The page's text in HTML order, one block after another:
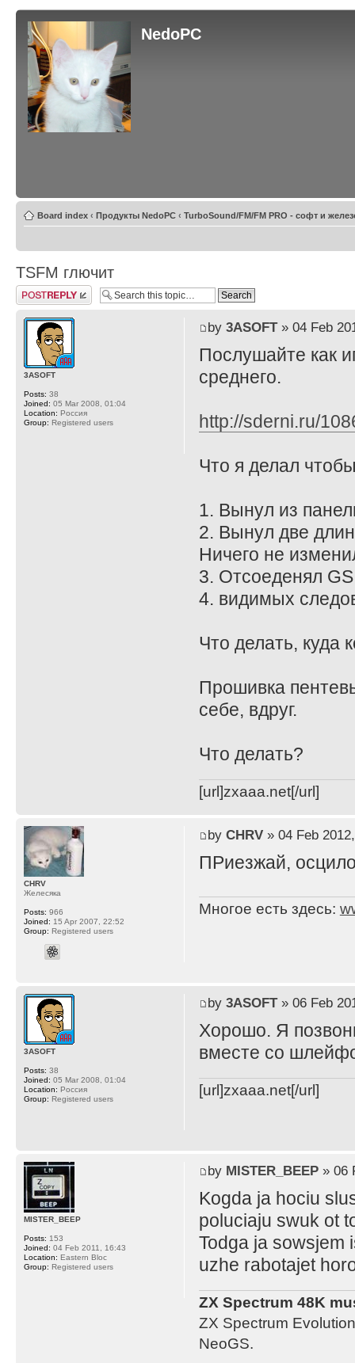
NedoPC
Board index ‹ Продукты NedoPC ‹ TurboSound/FM/FM PRO - софт и
TSFM глючит
Post a reply
by 3ASOFT» 04 Feb
Послушайте как
среднего.
http://sderni.ru/
Что я делал
1. Вынул из
2. Вынул две
Ничего не
3. Отсоеденял
4. видимых
Что делать, куда
Прошивка
себе, вдруг.
Что делать?
[url]zxaaa.net[/url]
3ASOFT
Posts: 38
Joined: 05 Mar 2008, 01:04
Location: Россия
Group: Registered users
by CHRV» 04 Feb
ПРиезжай,
Многое есть здесь:
CHRV
Желесяка
Posts: 966
Joined: 15 Apr 2007, 22:52
Group: Registered users
by 3ASOFT» 06 Feb
Хорошо. Я
вместе со
[url]zxaaa.net[/url]
3ASOFT
Posts: 38
Joined: 05 Mar 2008, 01:04
Location: Россия
Group: Registered users
by MISTER_BEEP» 06
Kogda ja hociu
poluciaju swuk ot
Todga ja sowsjem
uzhe rabotajet
ZX Spectrum 48K
ZX Spectrum
NeoGS.
MISTER_BEEP
Posts: 153
Joined: 04 Feb 2011, 16:43
Location: Eastern Bloc
Group: Registered users